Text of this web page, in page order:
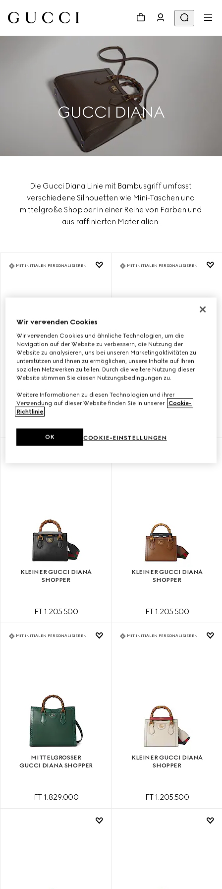
GUCCI DIANA
Die Gucci Diana Linie mit Bambusgriff umfasst
verschiedene Silhouetten wie Mini-Taschen und
mittelgroße Shopper in einer Reihe von Farben und
aus raffinierten Materialien.
MIT INITIALEN PERSONALISIEREN
UCCI DIANA SHOPPER
FT 1.445.500
MIT INITIALEN PERSONALISIEREN
UCCI DIANA SHOPPER
KLEINER GUCCI DIANA
SHOPPER
FT 1.205.500
KLEINER GUCCI DIANA
SHOPPER
FT 1.205.500
MIT INITIALEN PERSONALISIEREN
MITTELGROSSER G
UCCI DIANA SHOPPER
FT 1.829.000
MIT INITIALEN PERSONALISIEREN
KLEINER GUCCI DIANA
SHOPPER
FT 1.205.500
Wir verwenden Cookies
Wir verwenden Cookies und ähnliche Technologien, um die
Navigation auf der Website zu verbessern, die Nutzung der
Website zu analysieren, uns bei unseren Marketingaktivitäten zu
unterstützen und Ihnen zu ermöglichen, unsere Inhalte auf Ihren
sozialen Netzwerken zu teilen. Durch die weitere Nutzung dieser
Website stimmen Sie diesen Nutzungsbedingungen zu.
Weitere Informationen zu diesen Technologien und ihrer
Verwendung auf dieser Website finden Sie in unserer Cookie-
Richtlinie.
COOKIE-EINSTELLUNGEN
OK